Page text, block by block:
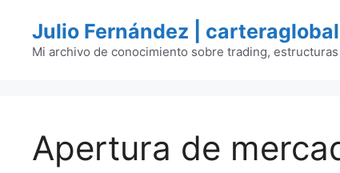
contenido
Julio Fernández |
Mi archivo de conocimiento sobre trading,
Apertura de